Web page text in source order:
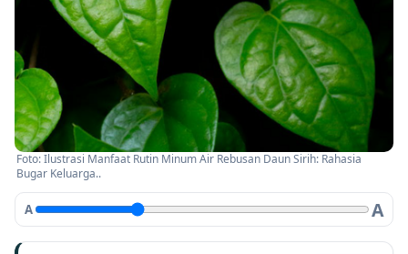
Foto: Ilustrasi Manfaat Rutin Minum Air Rebusan Daun Sirih: Rahasia
Bugar Keluarga..
A A